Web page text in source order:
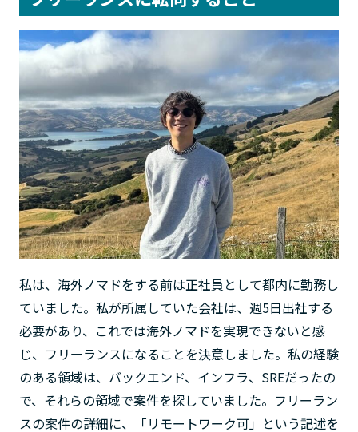
私は、海外ノマドをする前は正社員として都内に勤務し
ていました。私が所属していた会社は、週5日出社する
必要があり、これでは海外ノマドを実現できないと感
じ、フリーランスになることを決意しました。私の経験
のある領域は、バックエンド、インフラ、SREだったの
で、それらの領域で案件を探していました。フリーラン
スの案件の詳細に、「リモートワーク可」という記述を